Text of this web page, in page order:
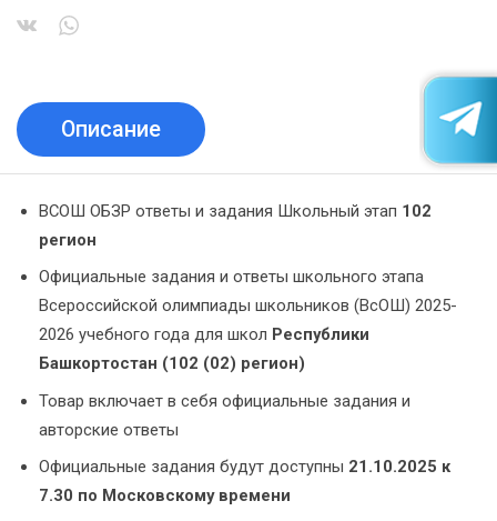
Описание
ВСОШ ОБЗР ответы и задания Школьный этап 102
регион
Официальные задания и ответы школьного этапа
Всероссийской олимпиады школьников (ВсОШ) 2025-
2026 учебного года для школ Республики
Башкортостан (102 (02) регион)
Товар включает в себя официальные задания и
авторские ответы
Официальные задания будут доступны 21.10.2025 к
7.30 по Московскому времени